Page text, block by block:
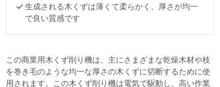
生成される木くずは薄くて柔らかく、厚さが均一
で良い質感です
この商業用木くず削り機は、主にさまざまな乾燥木材や枝
を巻き毛のような均一な厚さの木くずに切断するために使
用されます。この木くず削り機は電気で駆動し、高い作業